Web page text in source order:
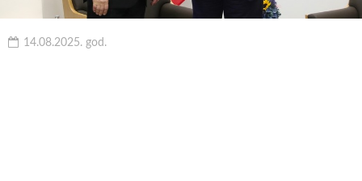
14.08.2025. god.